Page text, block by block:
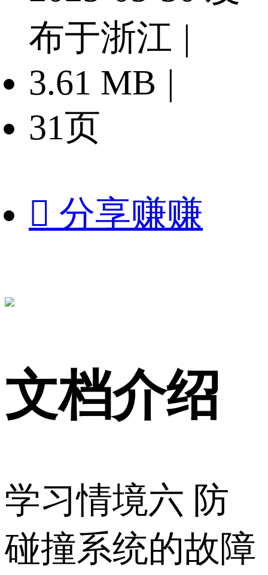
布于浙江 |
3.61 MB |
31页
 分享赚赚
文档介绍
学习情境六 防
碰撞系统的故障